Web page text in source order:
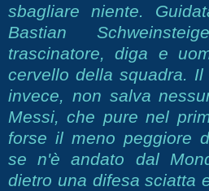
sbagliare niente.
Bastian
trascinatore, diga e
cervello della squadra. Il
invece, non salva
Messi, che pure nel
forse il meno peggiore
se n'è andato dal
dietro una difesa sciatta